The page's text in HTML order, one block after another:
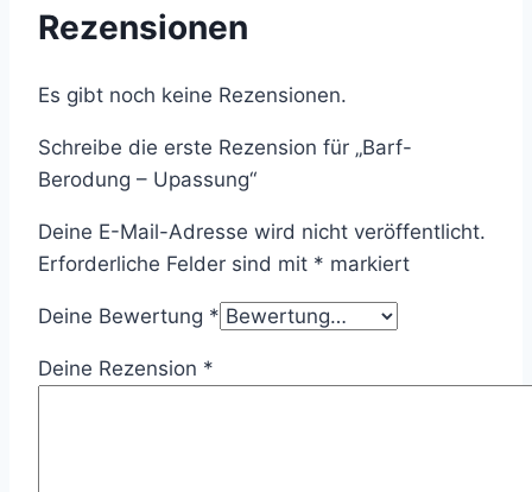
Rezensionen
Es gibt noch keine Rezensionen.
Schreibe die erste Rezension für „Barf-
Berodung – Upassung“
Deine E-Mail-Adresse wird nicht veröffentlicht.
Erforderliche Felder sind mit * markiert
Deine Bewertung *
Deine Rezension *